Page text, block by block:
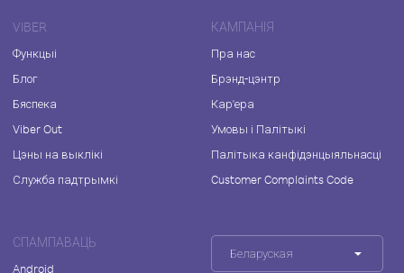
VIBER
Функцыі
Блог
Бяспека
Viber Out
Цэны на выклікі
Служба падтрымкі
КАМПАНІЯ
Пра нас
Брэнд-цэнтр
Кар'ера
Умовы і Палітыкі
Палітыка канфідэнцыяльнасці
Customer Complaints Code
СПАМПАВАЦЬ
Android
Беларуская